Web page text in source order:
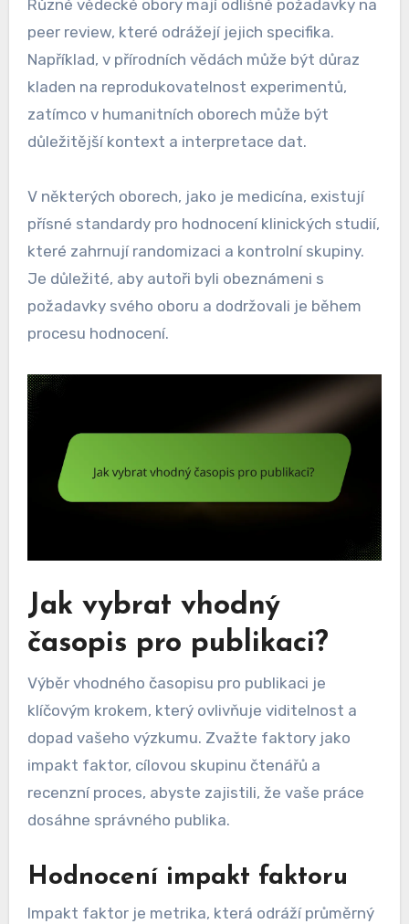
Různé vědecké obory mají odlišné požadavky na
peer review, které odrážejí jejich specifika.
Například, v přírodních vědách může být důraz
kladen na reprodukovatelnost experimentů,
zatímco v humanitních oborech může být
důležitější kontext a interpretace dat.
V některých oborech, jako je medicína, existují
přísné standardy pro hodnocení klinických studií,
které zahrnují randomizaci a kontrolní skupiny.
Je důležité, aby autoři byli obeznámeni s
požadavky svého oboru a dodržovali je během
procesu hodnocení.
Jak vybrat vhodný
časopis pro publikaci?
Výběr vhodného časopisu pro publikaci je
klíčovým krokem, který ovlivňuje viditelnost a
dopad vašeho výzkumu. Zvažte faktory jako
impakt faktor, cílovou skupinu čtenářů a
recenzní proces, abyste zajistili, že vaše práce
dosáhne správného publika.
Hodnocení impakt faktoru
Impakt faktor je metrika, která odráží průměrný